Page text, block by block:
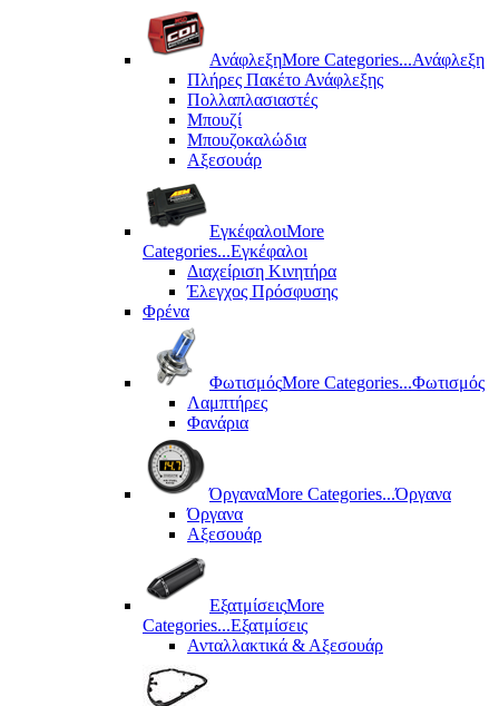
ΑνάφλεξηMore Categories...Ανάφλεξη
Πλήρες Πακέτο Ανάφλεξης
Πολλαπλασιαστές
Μπουζί
Μπουζοκαλώδια
Αξεσουάρ
ΕγκέφαλοιMore
Categories...Εγκέφαλοι
Διαχείριση Κινητήρα
Έλεγχος Πρόσφυσης
Φρένα
ΦωτισμόςMore Categories...Φωτισμός
Λαμπτήρες
Φανάρια
ΌργαναMore Categories...Όργανα
Όργανα
Αξεσουάρ
ΕξατμίσειςMore
Categories...Εξατμίσεις
Ανταλλακτικά & Αξεσουάρ